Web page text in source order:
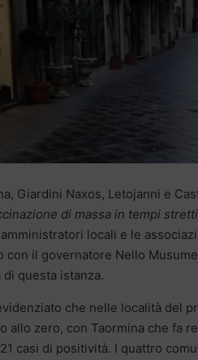
Giardini Naxos, Letojanni e
di massa in tempi
amministratori locali e le
il governatore Nello
questa istanza.
che nelle località del
allo zero, con Taormina che fa
casi di positività. I quattro